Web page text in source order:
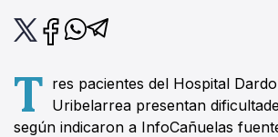
T res pacientes del Hospital
Uribelarrea presentan
según indicaron a InfoCañuelas